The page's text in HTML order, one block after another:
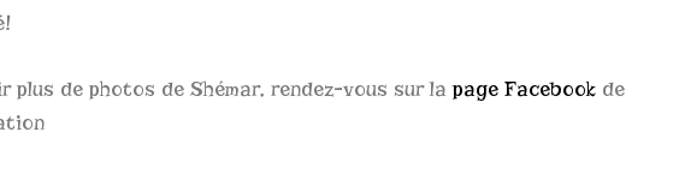
plus de photos de Shémar, rendez-vous sur lapage Facebook de